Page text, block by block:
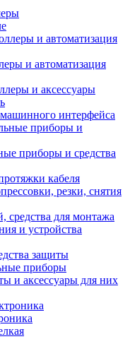
и автоматизация
и аксессуары
интерфейса
приборы и средства
кабеля
резки, снятия
средства для монтажа
и устройства
защиты
приборы
и аксессуары для них